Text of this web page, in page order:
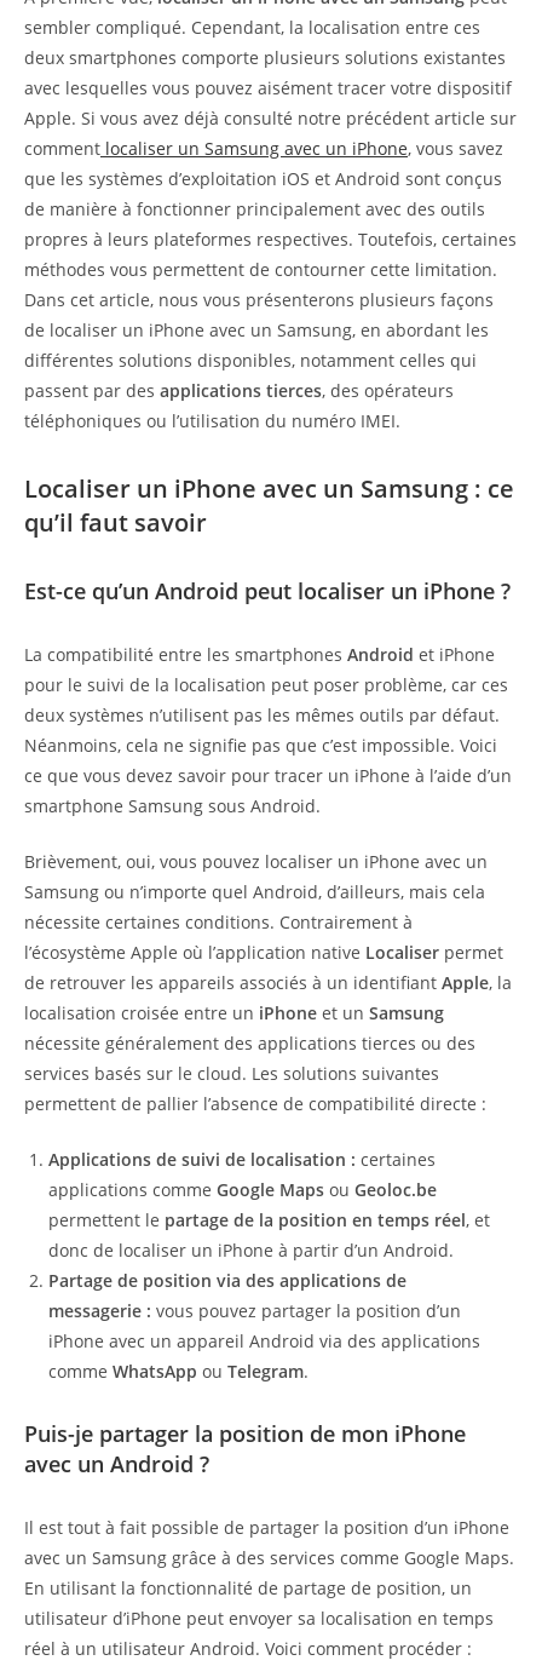
sembler compliqué. Cependant, la localisation entre ces
deux smartphones comporte plusieurs solutions existantes
avec lesquelles vous pouvez aisément tracer votre dispositif
Apple. Si vous avez déjà consulté notre précédent article sur
comment localiser un Samsung avec un iPhone, vous savez
que les systèmes d’exploitation iOS et Android sont conçus
de manière à fonctionner principalement avec des outils
propres à leurs plateformes respectives. Toutefois, certaines
méthodes vous permettent de contourner cette limitation.
Dans cet article, nous vous présenterons plusieurs façons
de localiser un iPhone avec un Samsung, en abordant les
différentes solutions disponibles, notamment celles qui
passent par des applications tierces, des opérateurs
téléphoniques ou l’utilisation du numéro IMEI.
Localiser un iPhone avec un Samsung : ce
qu’il faut savoir
Est-ce qu’un Android peut localiser un iPhone ?
La compatibilité entre les smartphones Android et iPhone
pour le suivi de la localisation peut poser problème, car ces
deux systèmes n’utilisent pas les mêmes outils par défaut.
Néanmoins, cela ne signifie pas que c’est impossible. Voici
ce que vous devez savoir pour tracer un iPhone à l’aide d’un
smartphone Samsung sous Android.
Brièvement, oui, vous pouvez localiser un iPhone avec un
Samsung ou n’importe quel Android, d’ailleurs, mais cela
nécessite certaines conditions. Contrairement à
l’écosystème Apple où l’application native Localiser permet
de retrouver les appareils associés à un identifiant Apple, la
localisation croisée entre un iPhone et un Samsung
nécessite généralement des applications tierces ou des
services basés sur le cloud. Les solutions suivantes
permettent de pallier l’absence de compatibilité directe :
Applications de suivi de localisation : certaines
applications comme Google Maps ou Geoloc.be
permettent le partage de la position en temps réel, et
donc de localiser un iPhone à partir d’un Android.
Partage de position via des applications de
messagerie : vous pouvez partager la position d’un
iPhone avec un appareil Android via des applications
comme WhatsApp ou Telegram.
Puis-je partager la position de mon iPhone
avec un Android ?
Il est tout à fait possible de partager la position d’un iPhone
avec un Samsung grâce à des services comme Google Maps.
En utilisant la fonctionnalité de partage de position, un
utilisateur d’iPhone peut envoyer sa localisation en temps
réel à un utilisateur Android. Voici comment procéder :